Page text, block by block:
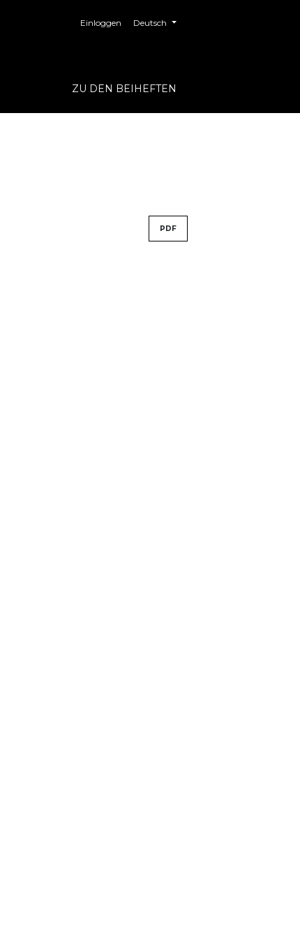
Einloggen Deutsch
ZU DEN BEIHEFTEN
PDF